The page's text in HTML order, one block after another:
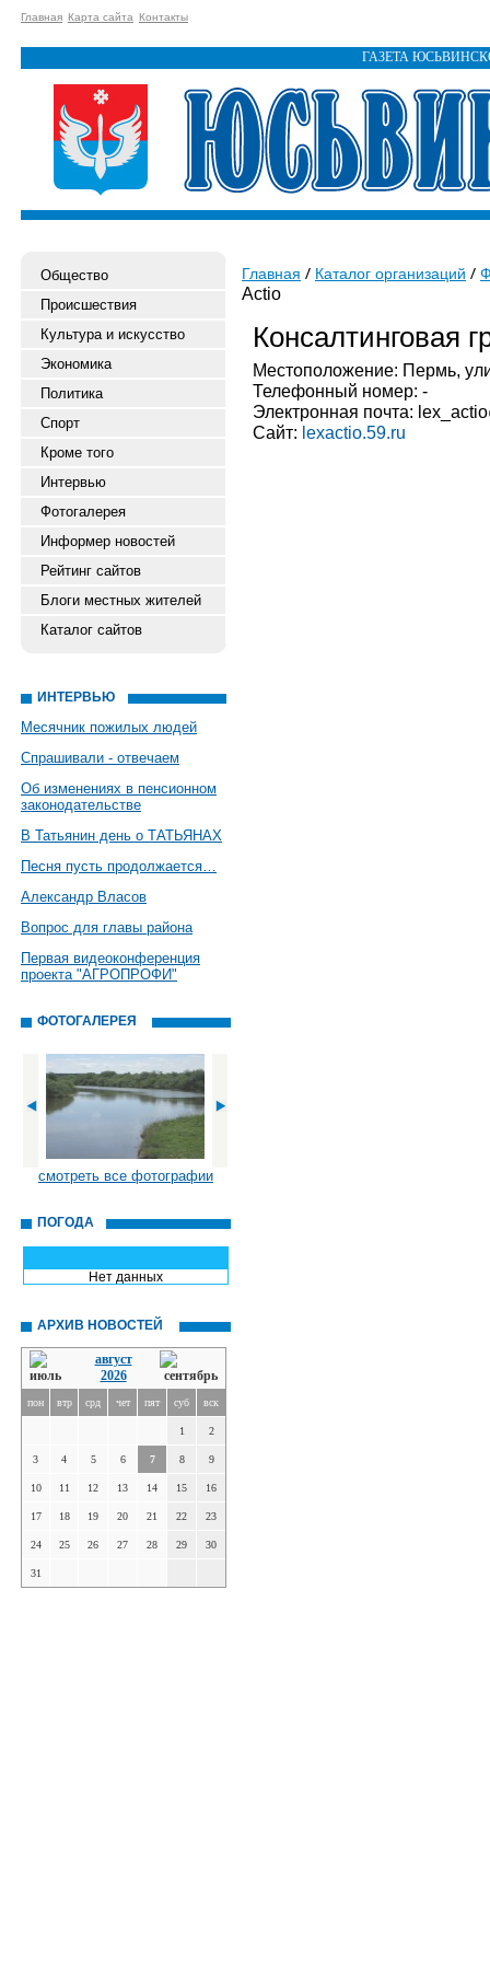
Главная Карта сайта Контакты
ГАЗЕТА
Общество
Происшествия
Культура и искусство
Экономика
Политика
Спорт
Кроме того
Интервью
Фотогалерея
Информер новостей
Рейтинг сайтов
Блоги местных жителей
Каталог сайтов
ИНТЕРВЬЮ
Месячник пожилых людей
Спрашивали - отвечаем
Об изменениях в пенсионном
законодательстве
В Татьянин день о ТАТЬЯНАХ
Песня пусть продолжается…
Александр Власов
Вопрос для главы района
Первая видеоконференция
проекта "АГРОПРОФИ"
ФОТОГАЛЕРЕЯ
смотреть все фотографии
ПОГОДА
Нет данных
АРХИВ НОВОСТЕЙ
август
2026
пон втр срд чет пят суб вск
1 2
3 4 5 6 7 8 9
10 11 12 13 14 15 16
17 18 19 20 21 22 23
24 25 26 27 28 29 30
31
Главная Каталог организаций
Actio
Консалтинговая
Местоположение: Пермь,
Телефонный номер: -
Электронная почта:
Сайт: lexactio.59.ru